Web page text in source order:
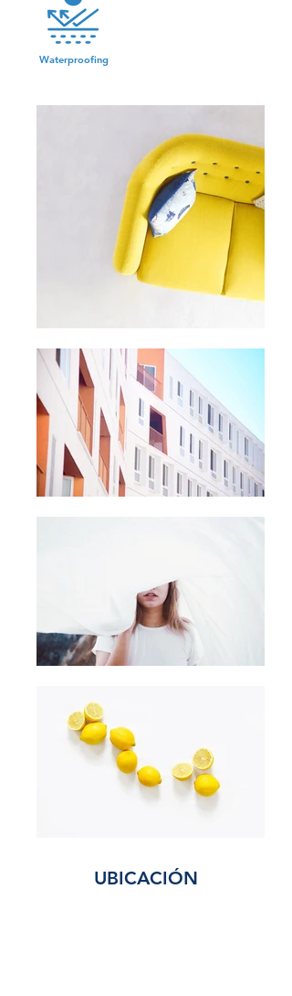
Waterproofing
UBICACIÓN